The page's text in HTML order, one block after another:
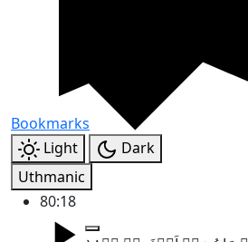
Bookmarks
Light
Dark
Uthmanic
80:18